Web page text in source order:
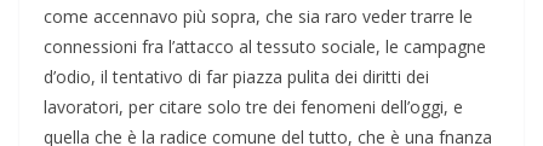
come accennavo più sopra, che sia raro veder trarre le
connessioni fra l’attacco al tessuto sociale, le campagne
d’odio, il tentativo di far piazza pulita dei diritti dei
lavoratori, per citare solo tre dei fenomeni dell’oggi, e
quella che è la radice comune del tutto, che è una fnanza